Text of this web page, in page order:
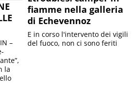
–
la
fiamme nella galleria
di Echevennoz
E in corso l'intervento dei vigili
del fuoco, non ci sono feriti